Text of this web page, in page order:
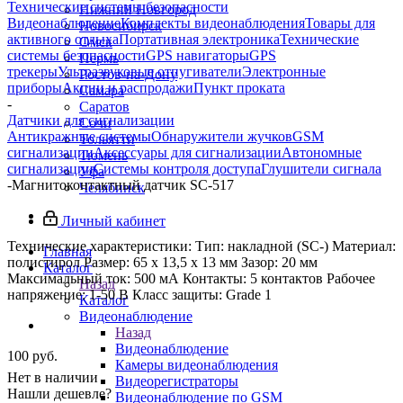
Нижний Новгород
Новосибирск
Омск
Пермь
Ростов-на-Дону
Самара
Саратов
Сочи
Тольятти
Тюмень
Уфа
Челябинск
Личный кабинет
Главная
Каталог
Назад
Каталог
Видеонаблюдение
Назад
Видеонаблюдение
Камеры видеонаблюдения
Видеорегистраторы
Видеонаблюдение по GSM
Технические системы безопасности
ВидеонаблюдениеКомплекты видеонаблюденияТовары для
активного отдыхаПортативная электроникаТехнические
системы безопасностиGPS навигаторыGPS
трекерыУльтразвуковые отпугивателиЭлектронные
приборыАкции и распродажиПункт проката
-
Датчики для сигнализации
Антикражные системыОбнаружители жучковGSM
сигнализацииАксессуары для сигнализацииАвтономные
сигнализацииСистемы контроля доступаГлушители сигнала
-Магнитоконтактный датчик SC-517
Технические характеристики: Тип: накладной (SC-) Материал:
полистирол Размер: 65 х 13,5 х 13 мм Зазор: 20 мм
Максимальный ток: 500 мА Контакты: 5 контактов Рабочее
напряжение: 1-50 В Класс защиты: Grade 1
100 руб.
Нет в наличии
Нашли дешевле?